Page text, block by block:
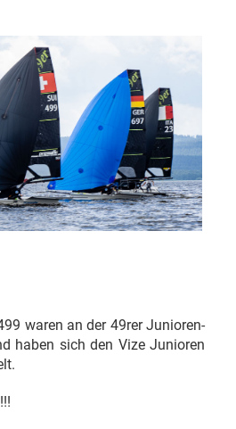
waren an der 49rer Junioren-
haben sich den Vize Junioren